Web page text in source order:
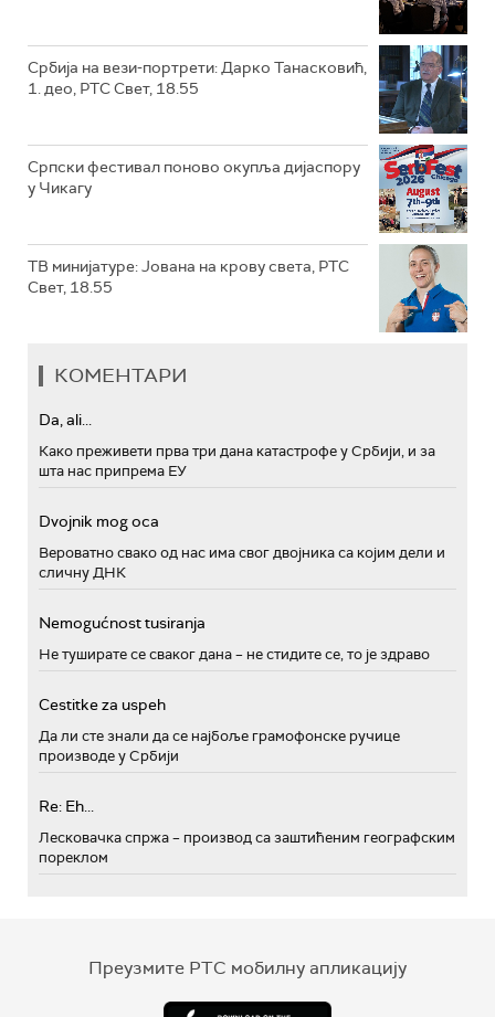
Србија на вези-портрети: Дарко Танасковић,
1. део, РТС Свет, 18.55
Српски фестивал поново окупља дијаспору
у Чикагу
ТВ минијатуре: Јована на крову света, РТС
Свет, 18.55
КОМЕНТАРИ
Da, ali...
Како преживети прва три дана катастрофе у Србији, и за
шта нас припрема ЕУ
Dvojnik mog oca
Вероватно свако од нас има свог двојника са којим дели и
сличну ДНК
Nemogućnost tusiranja
Не туширате се сваког дана – не стидите се, то је здраво
Cestitke za uspeh
Да ли сте знали да се најбоље грамофонске ручице
производе у Србији
Re: Eh...
Лесковачка спржа – производ са заштићеним географским
пореклом
Преузмите РТС мобилну апликацију